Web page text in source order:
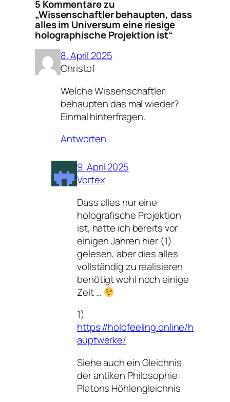
5 Kommentare zu
„Wissenschaftler behaupten, dass
alles im Universum eine riesige
holographische Projektion ist“
8. April 2025
Christof
Welche Wissenschaftler
behaupten das mal wieder?
Einmal hinterfragen.
Antworten
9. April 2025
Vortex
Dass alles nur eine
holografische Projektion
ist, hatte ich bereits vor
einigen Jahren hier (1)
gelesen, aber dies alles
vollständig zu realisieren
benötigt wohl noch einige
Zeit …
1)
https://holofeeling.online/h
auptwerke/
Siehe auch ein Gleichnis
der antiken Philosophie:
Platons Höhlengleichnis